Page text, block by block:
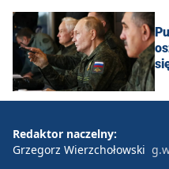
Redaktor naczelny:
Grzegorz Wierzchołowski